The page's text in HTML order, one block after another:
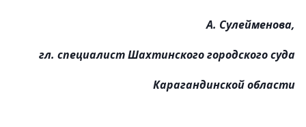
А. Сулейменова,
гл. специалист Шахтинского городского суда
Карагандинской области